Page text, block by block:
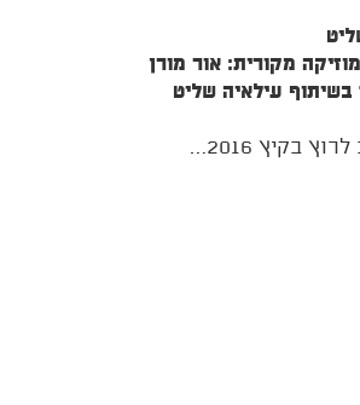
מקורית: אור מורן
עילאיה שליט
בקיץ 2016…